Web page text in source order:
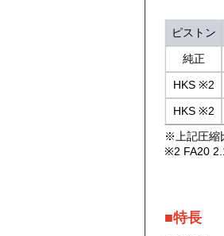
ピストン
純正
HKS ※2
HKS ※2
※上記圧縮
※2 FA20
■特長